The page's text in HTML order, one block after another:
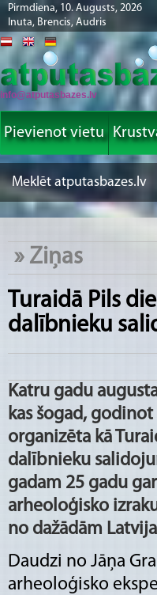
Pirmdiena, 10. Augusts, 2026
Inuta, Brencis, Audris
info@atputasbazes.lv
Pievienot vietu
» Ziņas
Turaidā Pils
dalībnieku
Katru gadu
kas šogad,
organizēta kā
dalībnieku
gadam 25 gadu
arheoloģisko
no dažādām
Daudzi no Jāņa
arheoloģisko